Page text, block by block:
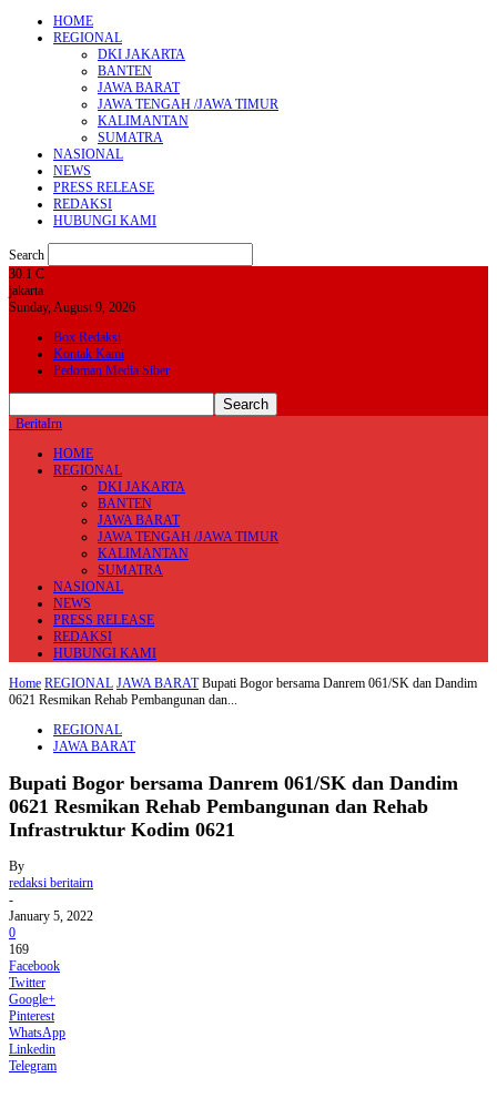
HOME
REGIONAL
DKI JAKARTA
BANTEN
JAWA BARAT
JAWA TENGAH /JAWA TIMUR
KALIMANTAN
SUMATRA
NASIONAL
NEWS
PRESS RELEASE
REDAKSI
HUBUNGI KAMI
Search
30.1 C
jakarta
Sunday, August 9, 2026
Box Redaksi
Kontak Kami
Pedoman Media Siber
BeritaIrn
HOME
REGIONAL
DKI JAKARTA
BANTEN
JAWA BARAT
JAWA TENGAH /JAWA TIMUR
KALIMANTAN
SUMATRA
NASIONAL
NEWS
PRESS RELEASE
REDAKSI
HUBUNGI KAMI
Home REGIONAL JAWA BARAT Bupati Bogor bersama Danrem 061/SK dan Dandim
0621 Resmikan Rehab Pembangunan dan...
REGIONAL
JAWA BARAT
Bupati Bogor bersama Danrem 061/SK dan Dandim
0621 Resmikan Rehab Pembangunan dan Rehab
Infrastruktur Kodim 0621
By
redaksi beritairn
-
January 5, 2022
0
169
Facebook
Twitter
Google+
Pinterest
WhatsApp
Linkedin
Telegram